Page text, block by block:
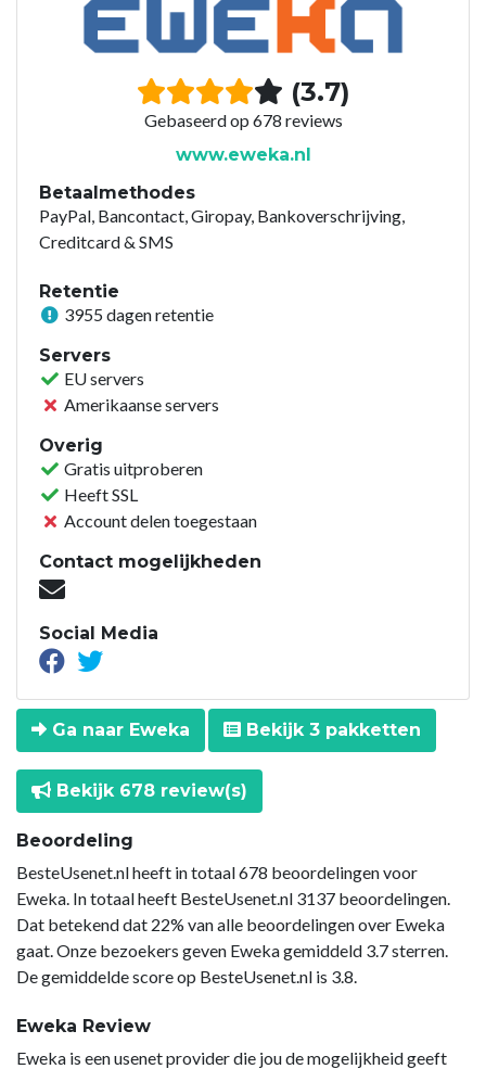
(3.7)
Gebaseerd op 678 reviews
www.eweka.nl
Betaalmethodes
PayPal, Bancontact, Giropay, Bankoverschrijving,
Creditcard & SMS
Retentie
3955 dagen retentie
Servers
EU servers
Amerikaanse servers
Overig
Gratis uitproberen
Heeft SSL
Account delen toegestaan
Contact mogelijkheden
Social Media
Ga naar Eweka Bekijk 3 pakketten
Bekijk 678 review(s)
Beoordeling
BesteUsenet.nl heeft in totaal 678 beoordelingen voor
Eweka. In totaal heeft BesteUsenet.nl 3137 beoordelingen.
Dat betekend dat 22% van alle beoordelingen over Eweka
gaat. Onze bezoekers geven Eweka gemiddeld 3.7 sterren.
De gemiddelde score op BesteUsenet.nl is 3.8.
Eweka Review
Eweka is een usenet provider die jou de mogelijkheid geeft